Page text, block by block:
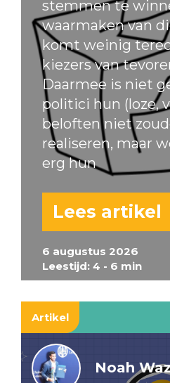
6 augustus 2026
Leestijd: 4 - 6 min
stemmen te
waarmaken van
komt weinig
kiezers van
Daarmee is niet
politici hun (loze,
beloften niet
realiseren, maar
erg hun
Lees artikel
Artikel
Noah